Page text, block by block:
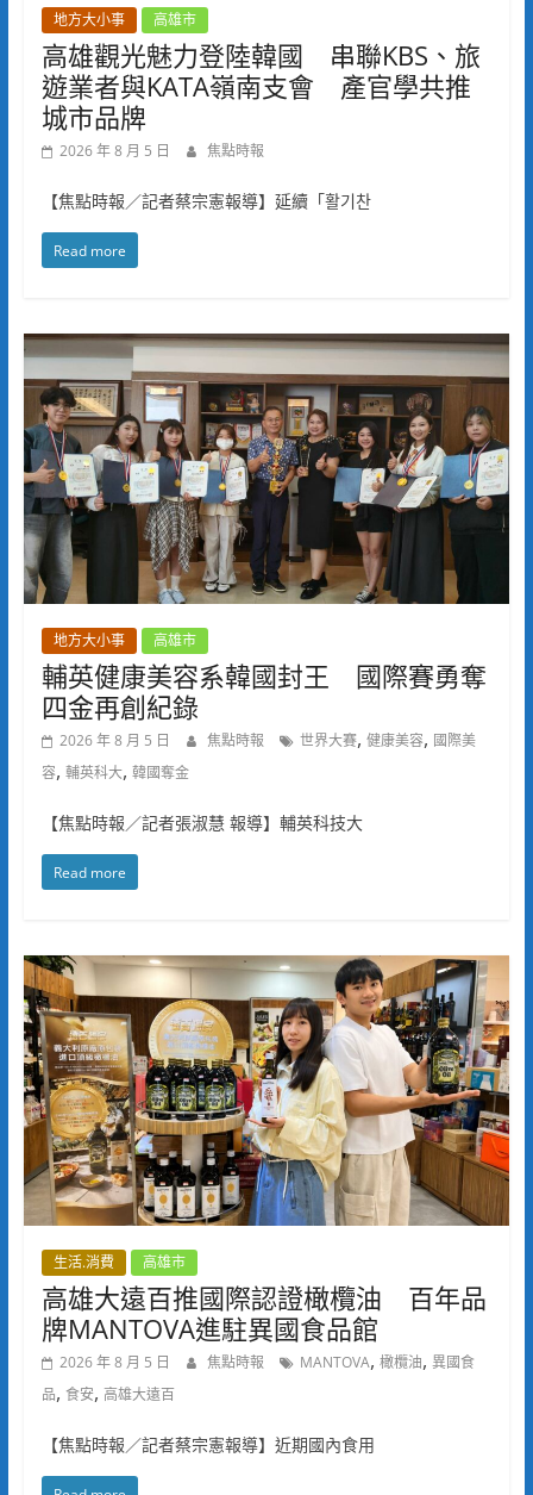
地方大小事 高雄市
高雄觀光魅力登陸韓國 串聯KBS、旅
遊業者與KATA嶺南支會 產官學共推
城市品牌
2026 年 8 月 5 日 焦點時報
【焦點時報／記者蔡宗憲報導】延續「활기찬
Read more
地方大小事 高雄市
輔英健康美容系韓國封王 國際賽勇奪
四金再創紀錄
2026 年 8 月 5 日 焦點時報 世界大賽, 健康美容, 國際美
容, 輔英科大, 韓國奪金
【焦點時報／記者張淑慧 報導】輔英科技大
Read more
生活.消費 高雄市
高雄大遠百推國際認證橄欖油 百年品
牌MANTOVA進駐異國食品館
2026 年 8 月 5 日 焦點時報 MANTOVA, 橄欖油, 異國食
品, 食安, 高雄大遠百
【焦點時報／記者蔡宗憲報導】近期國內食用